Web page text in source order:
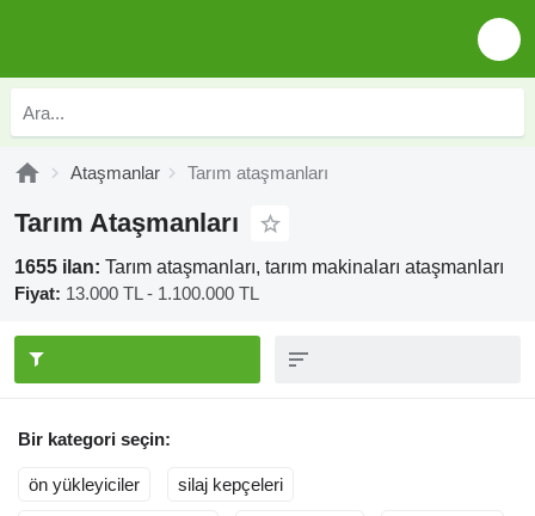
Ataşmanlar Tarım ataşmanları
Tarım Ataşmanları
1655 ilan: Tarım ataşmanları, tarım makinaları ataşmanları
Fiyat: 13.000 TL - 1.100.000 TL
Bir kategori seçin:
ön yükleyiciler silaj kepçeleri